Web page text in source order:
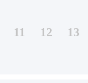
11 12 13